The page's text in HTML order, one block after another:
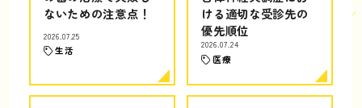
ないための注意点！
2026.07.25
生活
ける適切な受診先の
優先順位
2026.07.24
医療